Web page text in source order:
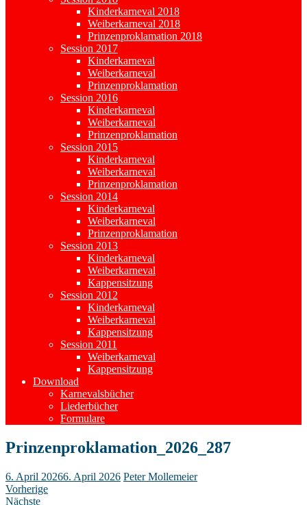
Kinderkarneval 2018
Weiberkarneval 2018
Prinzenproklamation 2018
Session 2017
Kinderkarneval
Weiberkarneval
Prinzenproklamation
Session 2016
Kinderkarneval
Weiberkarneval
Prinzenproklamation
Session 2015
Kinderkarneval
Weiberkarneval
Prinzenproklamation
Session 2014
Kinderkarneval
Weiberkarneval
Prinzenproklamation
Session 2013
Kinderkarneval
Weiberkarneval
Kappensitzung
Session 2012
Kinderkarneval
Weiberkarneval
Kappensitzung
Session 2011
Weiberkarneval
Kappensitzung
Download
Karnevalsbücher
Liederbücher
Formulare
Prinzenproklamation_2026_287
6. April 20266. April 2026 Peter Mollemeier
Vorherige
Nächste